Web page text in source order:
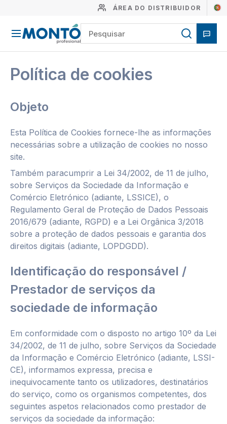
ÁREA DO DISTRIBUIDOR
Política de cookies
Objeto
Esta Política de Cookies fornece-lhe as informações
necessárias sobre a utilização de cookies no nosso
site.
Também paracumprir a Lei 34/2002, de 11 de julho,
sobre Serviços da Sociedade da Informação e
Comércio Eletrónico (adiante, LSSICE), o
Regulamento Geral de Proteção de Dados Pessoais
2016/679 (adiante, RGPD) e a Lei Orgânica 3/2018
sobre a proteção de dados pessoais e garantia dos
direitos digitais (adiante, LOPDGDD).
Identificação do responsável /
Prestador de serviços da
sociedade de informação
Em conformidade com o disposto no artigo 10º da Lei
34/2002, de 11 de julho, sobre Serviços da Sociedade
da Informação e Comércio Eletrónico (adiante, LSSI-
CE), informamos expressa, precisa e
inequivocamente tanto os utilizadores, destinatários
do serviço, como os organismos competentes, dos
seguintes aspetos relacionados como prestador de
serviços da sociedade da informação: